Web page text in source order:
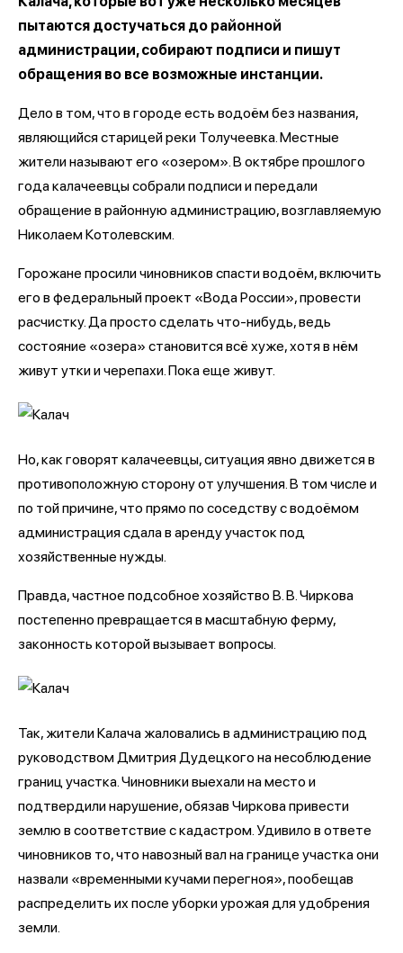
пытаются достучаться до районной
администрации, собирают подписи и пишут
обращения во все возможные инстанции.
Дело в том, что в городе есть водоём без названия,
являющийся старицей реки Толучеевка. Местные
жители называют его «озером». В октябре прошлого
года калачеевцы собрали подписи и передали
обращение в районную администрацию, возглавляемую
Николаем Котолевским.
Горожане просили чиновников спасти водоём, включить
его в федеральный проект «Вода России», провести
расчистку. Да просто сделать что-нибудь, ведь
состояние «озера» становится всё хуже, хотя в нём
живут утки и черепахи. Пока еще живут.
Но, как говорят калачеевцы, ситуация явно движется в
противоположную сторону от улучшения. В том числе и
по той причине, что прямо по соседству с водоёмом
администрация сдала в аренду участок под
хозяйственные нужды.
Правда, частное подсобное хозяйство В. В. Чиркова
постепенно превращается в масштабную ферму,
законность которой вызывает вопросы.
Так, жители Калача жаловались в администрацию под
руководством Дмитрия Дудецкого на несоблюдение
границ участка. Чиновники выехали на место и
подтвердили нарушение, обязав Чиркова привести
землю в соответствие с кадастром. Удивило в ответе
чиновников то, что навозный вал на границе участка они
назвали «временными кучами перегноя», пообещав
распределить их после уборки урожая для удобрения
земли.